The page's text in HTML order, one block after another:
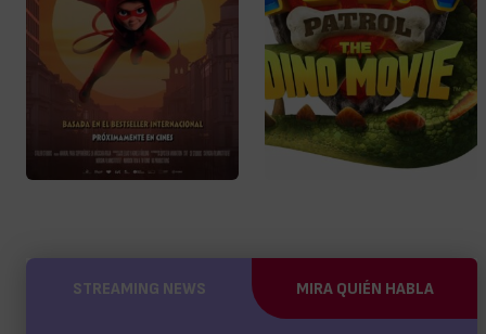
STREAMING NEWS MIRA QUIÉN HABLA